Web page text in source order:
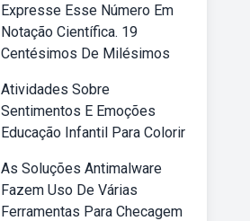
Expresse Esse Número Em
Notação Científica. 19
Centésimos De Milésimos
Atividades Sobre
Sentimentos E Emoções
Educação Infantil Para Colorir
As Soluções Antimalware
Fazem Uso De Várias
Ferramentas Para Checagem